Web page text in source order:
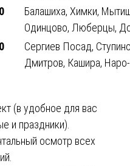
Балашиха, Химки,
Одинцово, Люберцы,
Сергиев Посад,
Дмитров, Кашира,
(в удобное для вас
и праздники).
осмотр всех